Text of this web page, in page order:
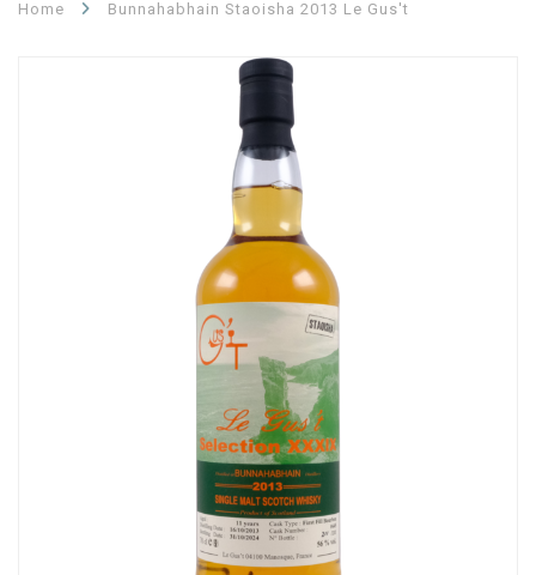
Home Bunnahabhain Staoisha 2013 Le Gus't